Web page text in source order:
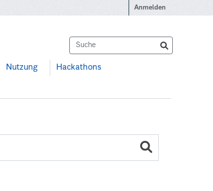
Anmelden
Nutzung Hackathons